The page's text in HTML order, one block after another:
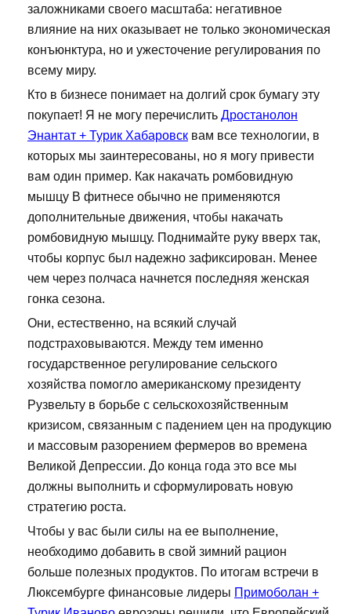
заложниками своего масштаба: негативное
влияние на них оказывает не только экономическая
конъюнктура, но и ужесточение регулирования по
всему миру.
Кто в бизнесе понимает на долгий срок бумагу эту
покупает! Я не могу перечислить Дростанолон
Энантат + Турик Хабаровск вам все технологии, в
которых мы заинтересованы, но я могу привести
вам один пример. Как накачать ромбовидную
мышцу В фитнесе обычно не применяются
дополнительные движения, чтобы накачать
ромбовидную мышцу. Поднимайте руку вверх так,
чтобы корпус был надежно зафиксирован. Менее
чем через полчаса начнется последняя женская
гонка сезона.
Они, естественно, на всякий случай
подстраховываются. Между тем именно
государственное регулирование сельского
хозяйства помогло американскому президенту
Рузвельту в борьбе с сельскохозяйственным
кризисом, связанным с падением цен на продукцию
и массовым разорением фермеров во времена
Великой Депрессии. До конца года это все мы
должны выполнить и сформулировать новую
стратегию роста.
Чтобы у вас были силы на ее выполнение,
необходимо добавить в свой зимний рацион
больше полезных продуктов. По итогам встречи в
Люксембурге финансовые лидеры Примоболан +